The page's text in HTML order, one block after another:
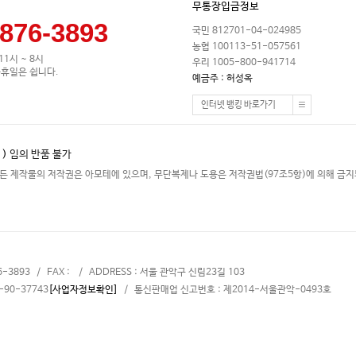
3893
시 ~ 8시
일은 쉽니다.
무통장입금정보
국민 812701-04-024985
농협 100113-51-057561
우리 1005-800-941714
예금주 : 허성옥
인터넷 뱅킹 바로가기
) 임의 반품 불가
제작물의 저작권은 아모테에 있으며, 무단복제나 도용은 저작권법(97조5항)에 의해 금
3893 / FAX : / ADDRESS : 서울 관악구 신림23길 103
90-37743 [사업자정보확인] / 통신판매업 신고번호 : 제2014-서울관악-0493호